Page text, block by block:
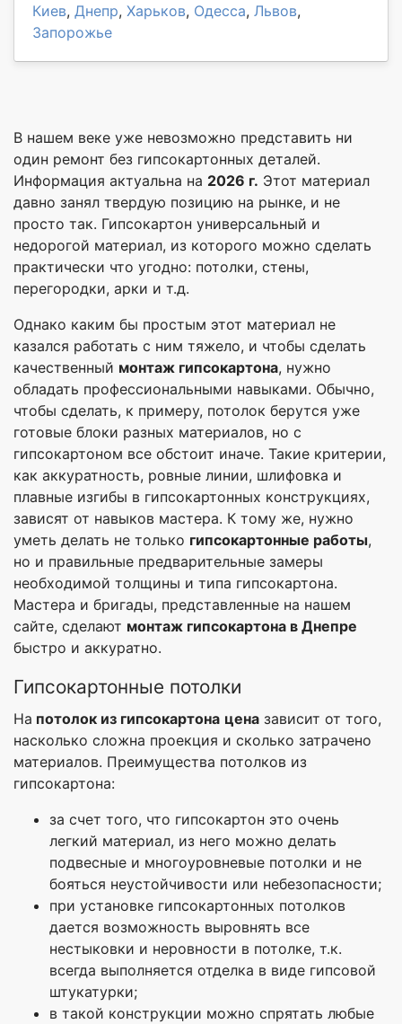
Киев, Днепр, Харьков, Одесса, Львов,
Запорожье
В нашем веке уже невозможно представить ни
один ремонт без гипсокартонных деталей.
Информация актуальна на 2026 г. Этот материал
давно занял твердую позицию на рынке, и не
просто так. Гипсокартон универсальный и
недорогой материал, из которого можно сделать
практически что угодно: потолки, стены,
перегородки, арки и т.д.
Однако каким бы простым этот материал не
казался работать с ним тяжело, и чтобы сделать
качественный монтаж гипсокартона, нужно
обладать профессиональными навыками. Обычно,
чтобы сделать, к примеру, потолок берутся уже
готовые блоки разных материалов, но с
гипсокартоном все обстоит иначе. Такие критерии,
как аккуратность, ровные линии, шлифовка и
плавные изгибы в гипсокартонных конструкциях,
зависят от навыков мастера. К тому же, нужно
уметь делать не только гипсокартонные работы,
но и правильные предварительные замеры
необходимой толщины и типа гипсокартона.
Мастера и бригады, представленные на нашем
сайте, сделают монтаж гипсокартона в Днепре
быстро и аккуратно.
Гипсокартонные потолки
На потолок из гипсокартона цена зависит от того,
насколько сложна проекция и сколько затрачено
материалов. Преимущества потолков из
гипсокартона:
за счет того, что гипсокартон это очень
легкий материал, из него можно делать
подвесные и многоуровневые потолки и не
бояться неустойчивости или небезопасности;
при установке гипсокартонных потолков
дается возможность выровнять все
нестыковки и неровности в потолке, т.к.
всегда выполняется отделка в виде гипсовой
штукатурки;
в такой конструкции можно спрятать любые